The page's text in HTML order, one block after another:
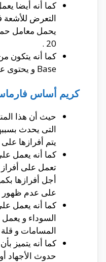
كما أنه أيضا
التعرض للأشعة
20 .
Base و يحتوى على السيليمارين .
كريم أساس
حيث أن هذا
التى يحدث
يتم أفرازها
كما أنه يعمل
تعمل على
أجل أفرازها
على عدم ظهور
كما أنه يعمل
السوداء و
المسامات و قلة
كما أنه يتميز
حدوث الأجهاد